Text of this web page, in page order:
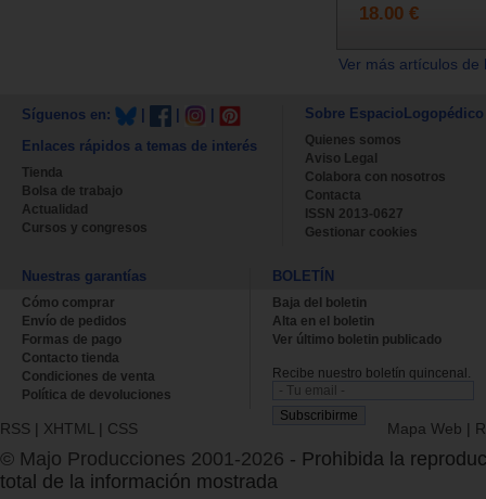
18.00 €
Ver más artículos
Síguenos en:
Enlaces rápidos a temas de interés
Tienda
Bolsa de trabajo
Actualidad
Cursos y congresos
Sobre EspacioLogopédico
Quienes somos
Aviso Legal
Colabora con nosotros
Contacta
ISSN 2013-0627
Gestionar cookies
Nuestras garantías
Cómo comprar
Envío de pedidos
Formas de pago
Contacto tienda
Condiciones de venta
Política de devoluciones
BOLETÍN
Baja del boletin
Alta en el boletin
Ver último boletin publicado
Recibe nuestro boletín quincenal.
RSS | XHTML | CSS Mapa Web |
© Majo Producciones 2001-2026 - Prohibida la
total de la información mostrada